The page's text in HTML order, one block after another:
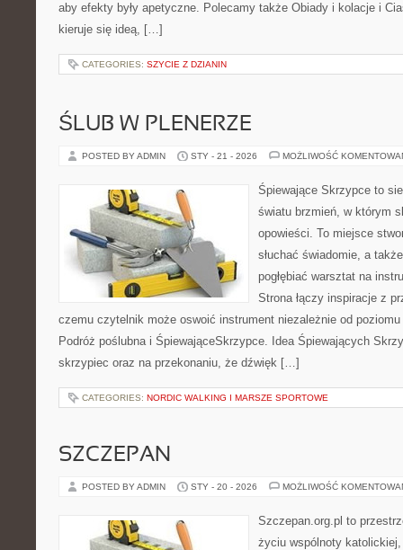
aby efekty były apetyczne. Polecamy także Obiady i kolacje i
kieruje się ideą, […]
CATEGORIES: SZYCIE Z DZIANIN
ŚLUB W PLENERZE
POSTED BY ADMIN STY - 21 - 2026 MOŻLIWOŚĆ
Śpiewające Skrzypce to
światu brzmień, w którym
opowieści. To miejsce
słuchać świadomie, a
pogłębiać warsztat na
Strona łączy inspiracje z
czemu czytelnik może oswoić instrument niezależnie od
Podróż poślubna i ŚpiewająceSkrzypce. Idea Śpiewających
skrzypiec oraz na przekonaniu, że dźwięk […]
CATEGORIES: NORDIC WALKING I MARSZE SPORTOWE
SZCZEPAN
POSTED BY ADMIN STY - 20 - 2026 MOŻLIWOŚĆ
Szczepan.org.pl to
życiu wspólnoty